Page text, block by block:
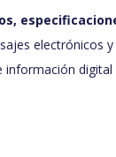
electrónicos
digital